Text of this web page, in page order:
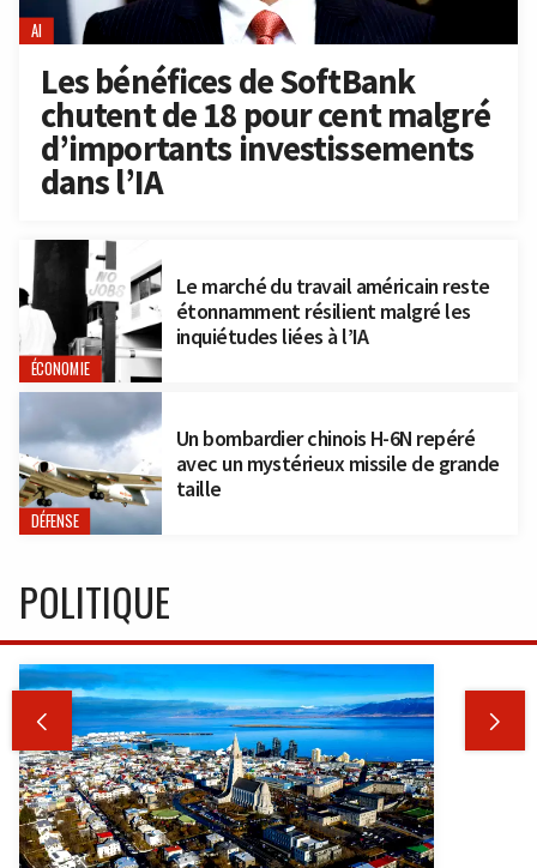
AI
Les bénéfices de SoftBank
chutent de 18 pour cent malgré
d’importants investissements
dans l’IA
ÉCONOMIE
Le marché du travail américain reste
étonnamment résilient malgré les
inquiétudes liées à l’IA
DÉFENSE
Un bombardier chinois H-6N repéré
avec un mystérieux missile de grande
taille
POLITIQUE
 